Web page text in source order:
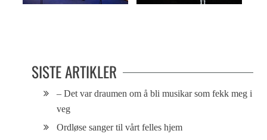
SISTE ARTIKLER
– Det var draumen om å bli musikar som fekk meg i
veg
Ordløse sanger til vårt felles hjem